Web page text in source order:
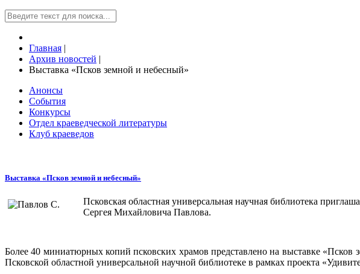
Главная |
Архив новостей |
Выставка «Псков земной и небесный»
Анонсы
События
Конкурсы
Отдел краеведческой литературы
Клуб краеведов
Выставка «Псков земной и небесный»
Псковская областная универсальная научная библиотека
Сергея Михайловича Павлова.
Более 40 миниатюрных копий псковских храмов представлено на выставке «Псков
Псковской областной универсальной научной библиотеке в рамках проекта